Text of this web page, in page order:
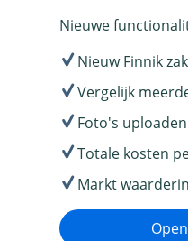
Nieuwe
Nieuw Finnik
Vergelijk
Foto's uploaden
Totale kosten
Markt